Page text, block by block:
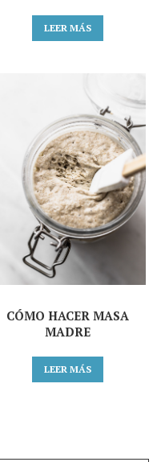
LEER MÁS
CÓMO HACER MASA
MADRE
LEER MÁS